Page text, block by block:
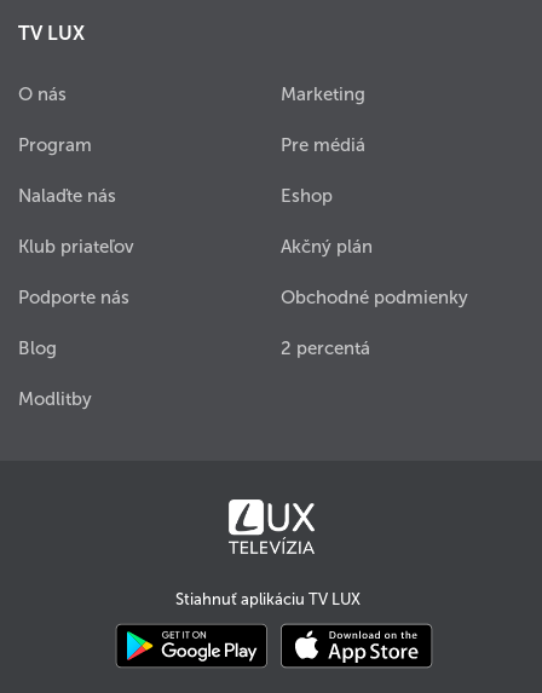
TV LUX
O nás
Program
Nalaďte nás
Klub priateľov
Podporte nás
Blog
Modlitby
Marketing
Pre médiá
Eshop
Akčný plán
Obchodné podmienky
2 percentá
Stiahnuť aplikáciu TV LUX